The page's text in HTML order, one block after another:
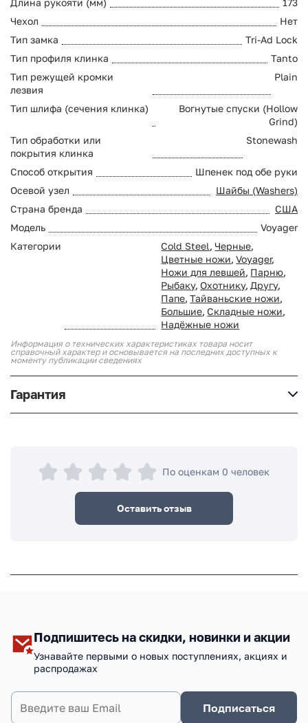
Длина рукояти (мм)
173
Чехол
Нет
Тип замка
Tri-Ad Lock
Тип профиля клинка
Tanto
Тип режущей кромки
лезвия
Plain
Тип шлифа (сечения клинка)
Вогнутые спуски (Hollow
Grind)
Тип обработки или
покрытия клинка
Stonewash
Способ открытия
Шпенек под обе руки
Осевой узел
Шайбы (Washers)
Страна бренда
США
Модель
Voyager
Категории
Cold Steel, Черные,
Цветные ножи, Voyager,
Ножи для левшей, Парню,
Рыбаку, Охотнику, Другу,
Папе, Тайваньские ножи,
Большие, Складные ножи,
Надёжные ножи
Информация о технических характеристиках товара носит
справочный характер и основывается на последних доступных к
моменту публикации сведениях
Гарантия
По оценкам 0 человек
Оставить отзыв
Подпишитесь на скидки, новинки и акции
Узнавайте первыми о новых поступлениях, акциях и
распродажах
Подписаться